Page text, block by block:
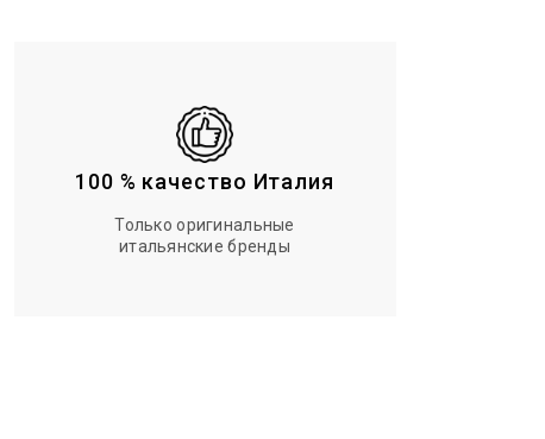
100 % качество Италия
Только оригинальные
итальянские бренды